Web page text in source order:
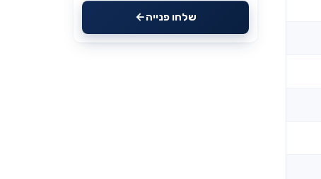
שלחו פנייה